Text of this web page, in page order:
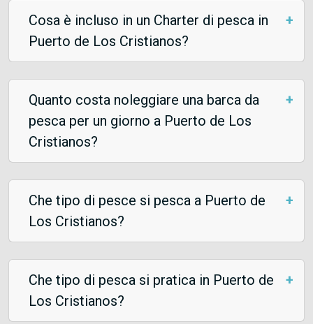
Cosa è incluso in un Charter di pesca in
Puerto de Los Cristianos?
Quanto costa noleggiare una barca da
pesca per un giorno a Puerto de Los
Cristianos?
Che tipo di pesce si pesca a Puerto de
Los Cristianos?
Che tipo di pesca si pratica in Puerto de
Los Cristianos?